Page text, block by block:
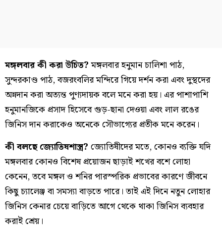
মঙ্গলবার কী করা উচিত?মঙ্গলবার হনুমান চালিশা পাঠ,
সুন্দরকাণ্ড পাঠ, বজরংবলির মন্দিরে গিয়ে দর্শন করা এবং দুস্থদের
অন্নদান করা অত্যন্ত পুণ্যদায়ক বলে মনে করা হয়। এর পাশাপাশি
হনুমানজিকে প্রসাদ হিসেবে গুড়-ছানা দেওয়া এবং লাল রঙের
জিনিস দান করাকেও অনেকে সৌভাগ্যের প্রতীক মনে করেন।
কী বলছে জ্যোতিষশাস্ত্র? জ্যোতিষীদের মতে, কোনও ব্যক্তি যদি
মঙ্গলবার কোনও বিশেষ প্রয়োজন ছাড়াই শখের বশে লোহা
কেনেন, তবে মঙ্গল ও শনির পারস্পরিক প্রভাবের কারণে জীবনে
কিছু চ্যালেঞ্জ বা সমস্যা বাড়তে পারে। তাই এই দিনে নতুন লোহার
জিনিস কেনার চেয়ে বাড়িতে আগে থেকে থাকা জিনিস ব্যবহার
করাই শ্রেয়।